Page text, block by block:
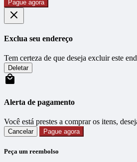
Pague agora
Exclua seu endereço
Tem certeza de que deseja excluir este
Deletar
Alerta de pagamento
Você está prestes a comprar os itens,
Cancelar Pague agora
Peça um reembolso